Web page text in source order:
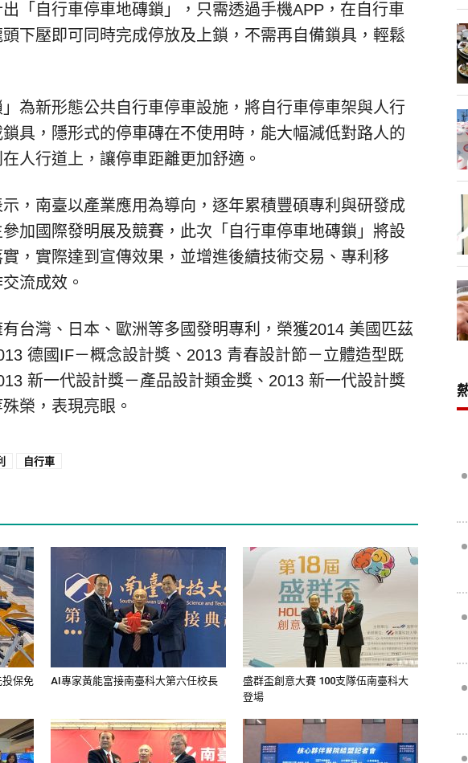
「自行車停車地磚鎖」，只需透過手機APP，在自行車
下壓即可同時完成停放及上鎖，不需再自備鎖具，輕鬆
」為新形態公共自行車停車設施，將自行車停車架與人行
具，隱形式的停車磚在不使用時，能大幅減低對路人的
人行道上，讓停車距離更加舒適。
，南臺以產業應用為導向，逐年累積豐碩專利與研發成
加國際發明展及競賽，此次「自行車停車地磚鎖」將設
，實際達到宣傳效果，並增進後續技術交易、專利移
流成效。
台灣、日本、歐洲等多國發明專利，榮獲2014 美國匹茲
德國IF－概念設計獎、2013 青春設計節－立體造型既
新一代設計獎－產品設計類金獎、2013 新一代設計獎
榮，表現亮眼。
自行車
保免
AI專家黃能富接南臺科大第六任校長
盛群盃創意大賽 100支隊伍南臺科大
登場